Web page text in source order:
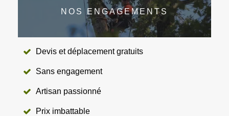
NOS ENGAGEMENTS
Devis et déplacement gratuits
Sans engagement
Artisan passionné
Prix imbattable